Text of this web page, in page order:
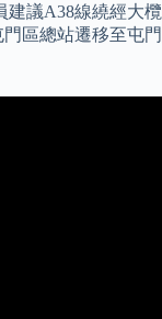
建議A38線繞經大欖
區總站遷移至屯門